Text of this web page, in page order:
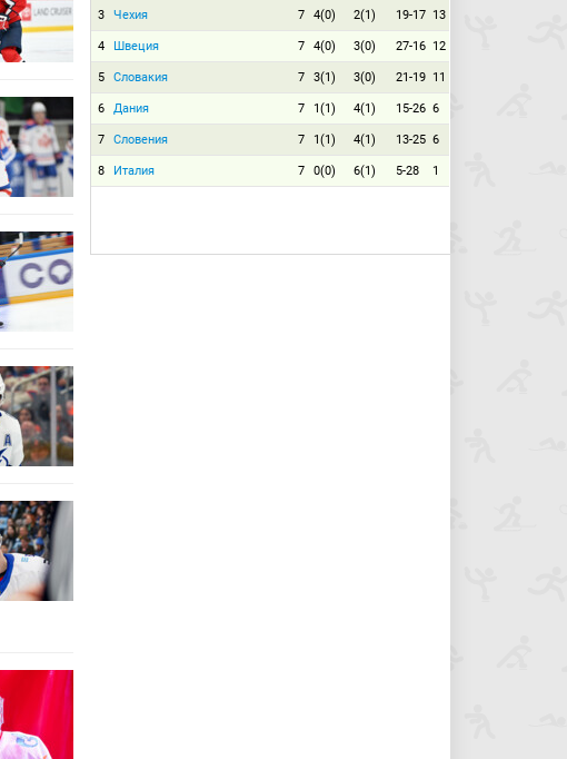
3 Чехия 7 4(0) 2(1) 19-17 13
4 Швеция 7 4(0) 3(0) 27-16 12
5 Словакия 7 3(1) 3(0) 21-19 11
6 Дания 7 1(1) 4(1) 15-26 6
7 Словения 7 1(1) 4(1) 13-25 6
8 Италия 7 0(0) 6(1) 5-28 1